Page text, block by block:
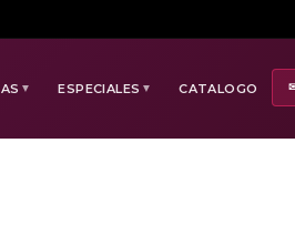
▼ ESPECIALES ▼ CATALOGO